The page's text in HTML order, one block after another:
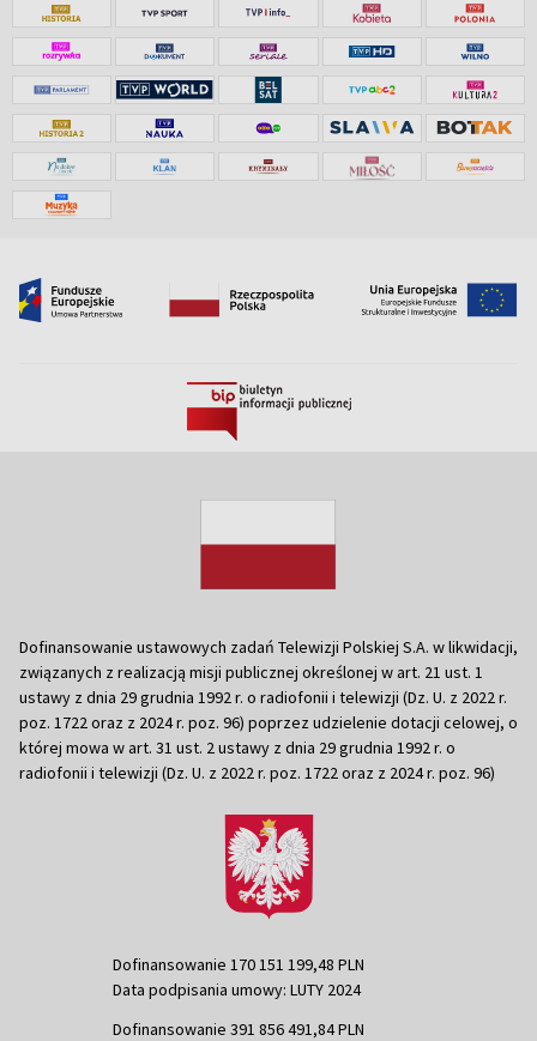
Dofinansowanie ustawowych zadań Telewizji Polskiej S.A. w likwidacji,
związanych z realizacją misji publicznej określonej w art. 21 ust. 1
ustawy z dnia 29 grudnia 1992 r. o radiofonii i telewizji (Dz. U. z 2022 r.
poz. 1722 oraz z 2024 r. poz. 96) poprzez udzielenie dotacji celowej, o
której mowa w art. 31 ust. 2 ustawy z dnia 29 grudnia 1992 r. o
radiofonii i telewizji (Dz. U. z 2022 r. poz. 1722 oraz z 2024 r. poz. 96)
Dofinansowanie 170 151 199,48 PLN
Data podpisania umowy: LUTY 2024
Dofinansowanie 391 856 491,84 PLN